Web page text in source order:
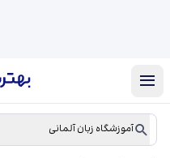
آموزشگاه زبان آلمانی